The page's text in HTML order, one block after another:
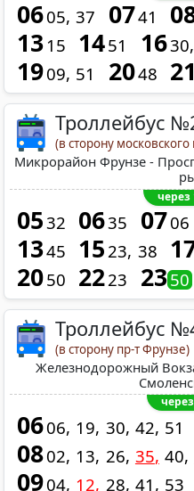
0605 37 0741
13 15 1451 1630
1909 51 2048 21
Троллейбус
(в сторону московского
Микрорайон Фрунзе -
через
0532 0635 0706
1345 15 23 38
2050 2223 2350
Троллейбус
(в сторону пр-т Фрунзе)
Железнодорожный
0606 19 30 42 51
0802 13 26 35 40
0904 12 28 41 53